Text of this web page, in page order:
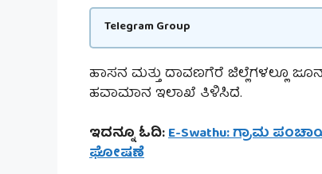
Telegram Group
ಹಾಸನ ಮತ್ತು ದಾವಣಗೆರೆ ಜಿಲ್ಲೆಗಳಲ್ಲೂ
ಹವಾಮಾನ ಇಲಾಖೆ ತಿಳಿಸಿದೆ.
ಇದನ್ನೂ ಓದಿ:E-Swathu: ಗ್ರಾಮ
ಘೋಷಣೆ